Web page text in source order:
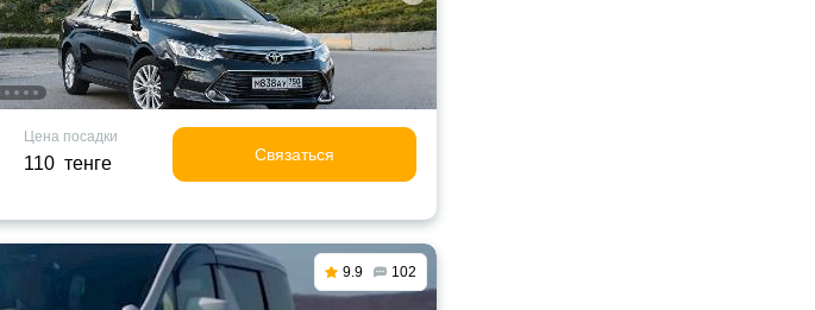
Цена посадки
110 тенге Связаться
9.9 102